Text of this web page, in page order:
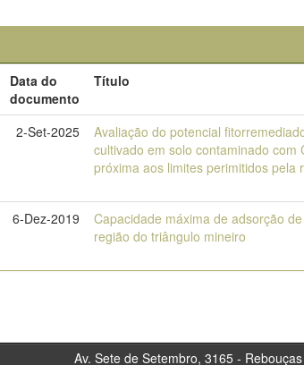
Data do
documento
Título
2-Set-2025
Avaliação do potencial
cultivado em solo contaminado com
próxima aos limites perimitidos pela
6-Dez-2019
Capacidade máxima de adsorção
região do triângulo mineiro
Av. Sete de Setembro, 3165 -